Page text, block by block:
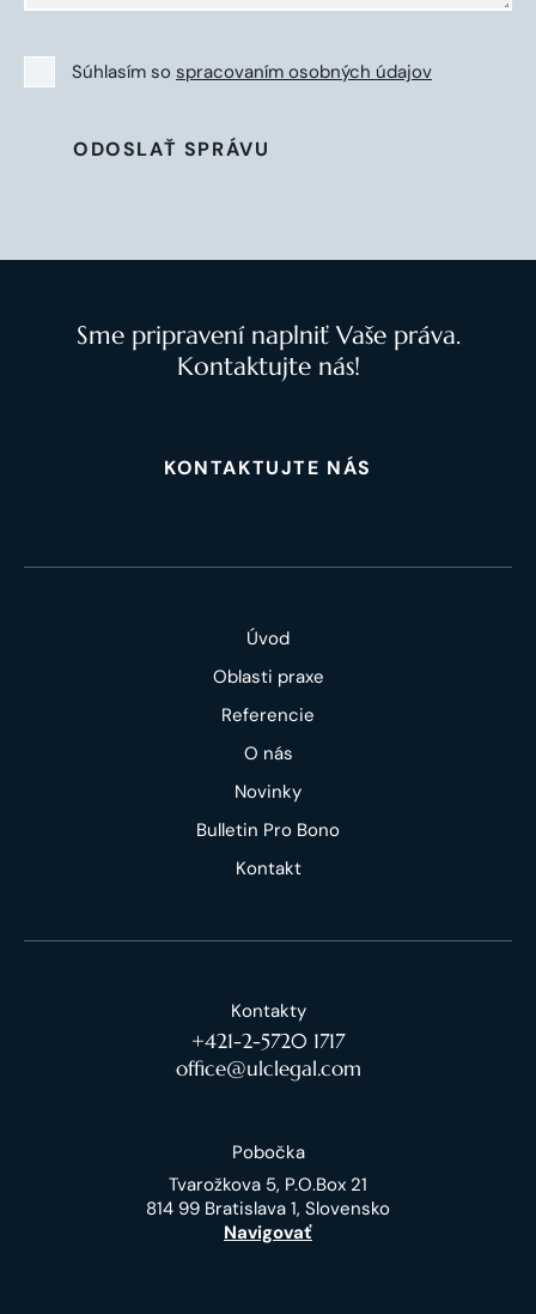
Súhlasím so spracovaním osobných údajov
ODOSLAŤ SPRÁVU
Sme pripravení naplniť Vaše práva.
Kontaktujte nás!
KONTAKTUJTE NÁS
Úvod
Oblasti praxe
Referencie
O nás
Novinky
Bulletin Pro Bono
Kontakt
Kontakty
+421-2-5720 1717
office@ulclegal.com
Pobočka
Tvarožkova 5, P.O.Box 21
814 99 Bratislava 1, Slovensko
Navigovať